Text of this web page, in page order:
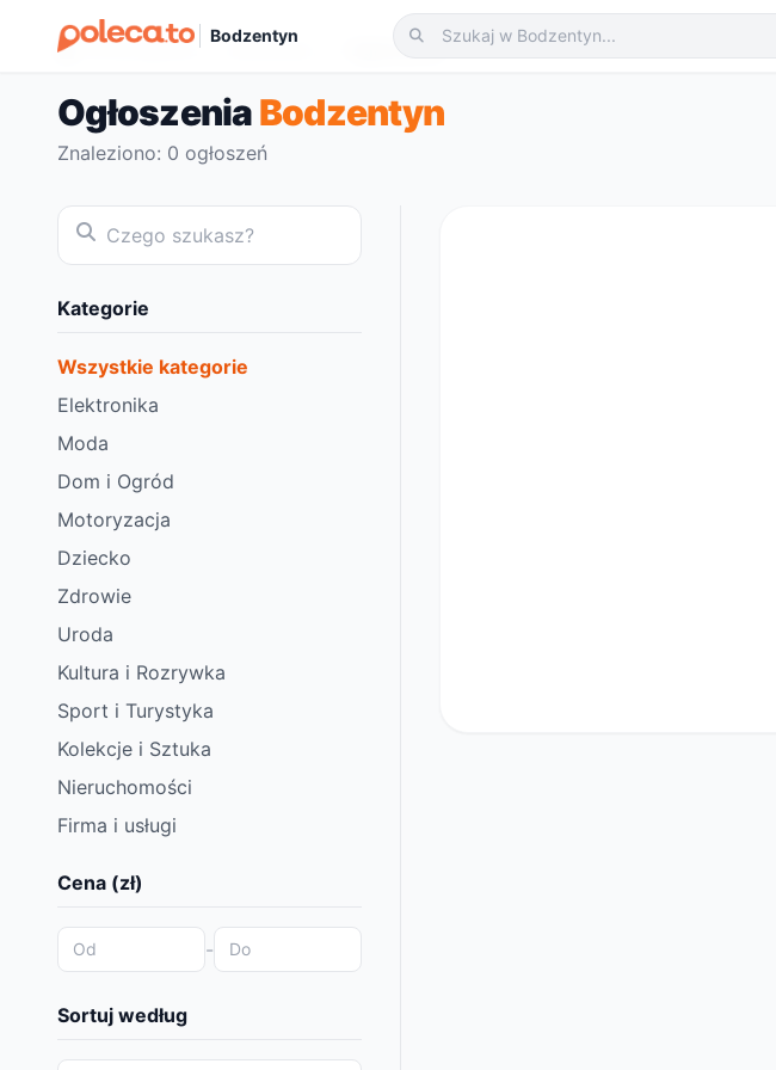
Bodzentyn
Strona główna Bodzentyn
OgłoszeniaBodzentyn
Znaleziono: 0 ogłoszeń
Kategorie
Wszystkie kategorie
Elektronika
Moda
Dom i Ogród
Motoryzacja
Dziecko
Zdrowie
Uroda
Kultura i Rozrywka
Sport i Turystyka
Kolekcje i Sztuka
Nieruchomości
Firma i usługi
Cena (zł)
-
Sortuj według